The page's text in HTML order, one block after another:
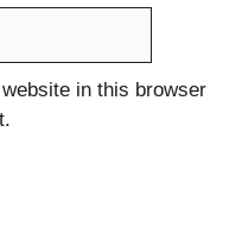
in this browser